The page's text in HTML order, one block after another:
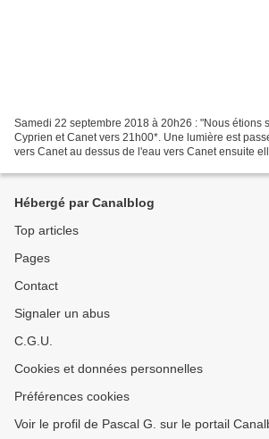
Samedi 22 septembre 2018 à 20h26 : "Nous étions
Cyprien et Canet vers 21h00*. Une lumière est
vers Canet au dessus de l'eau vers Canet ensuite
Hébergé par Canalblog
Top articles
Pages
Contact
Signaler un abus
C.G.U.
Cookies et données personnelles
Préférences cookies
Voir le profil de Pascal G. sur le portail